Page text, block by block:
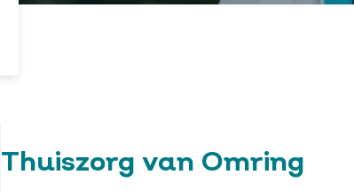
Thuiszorg van Omring